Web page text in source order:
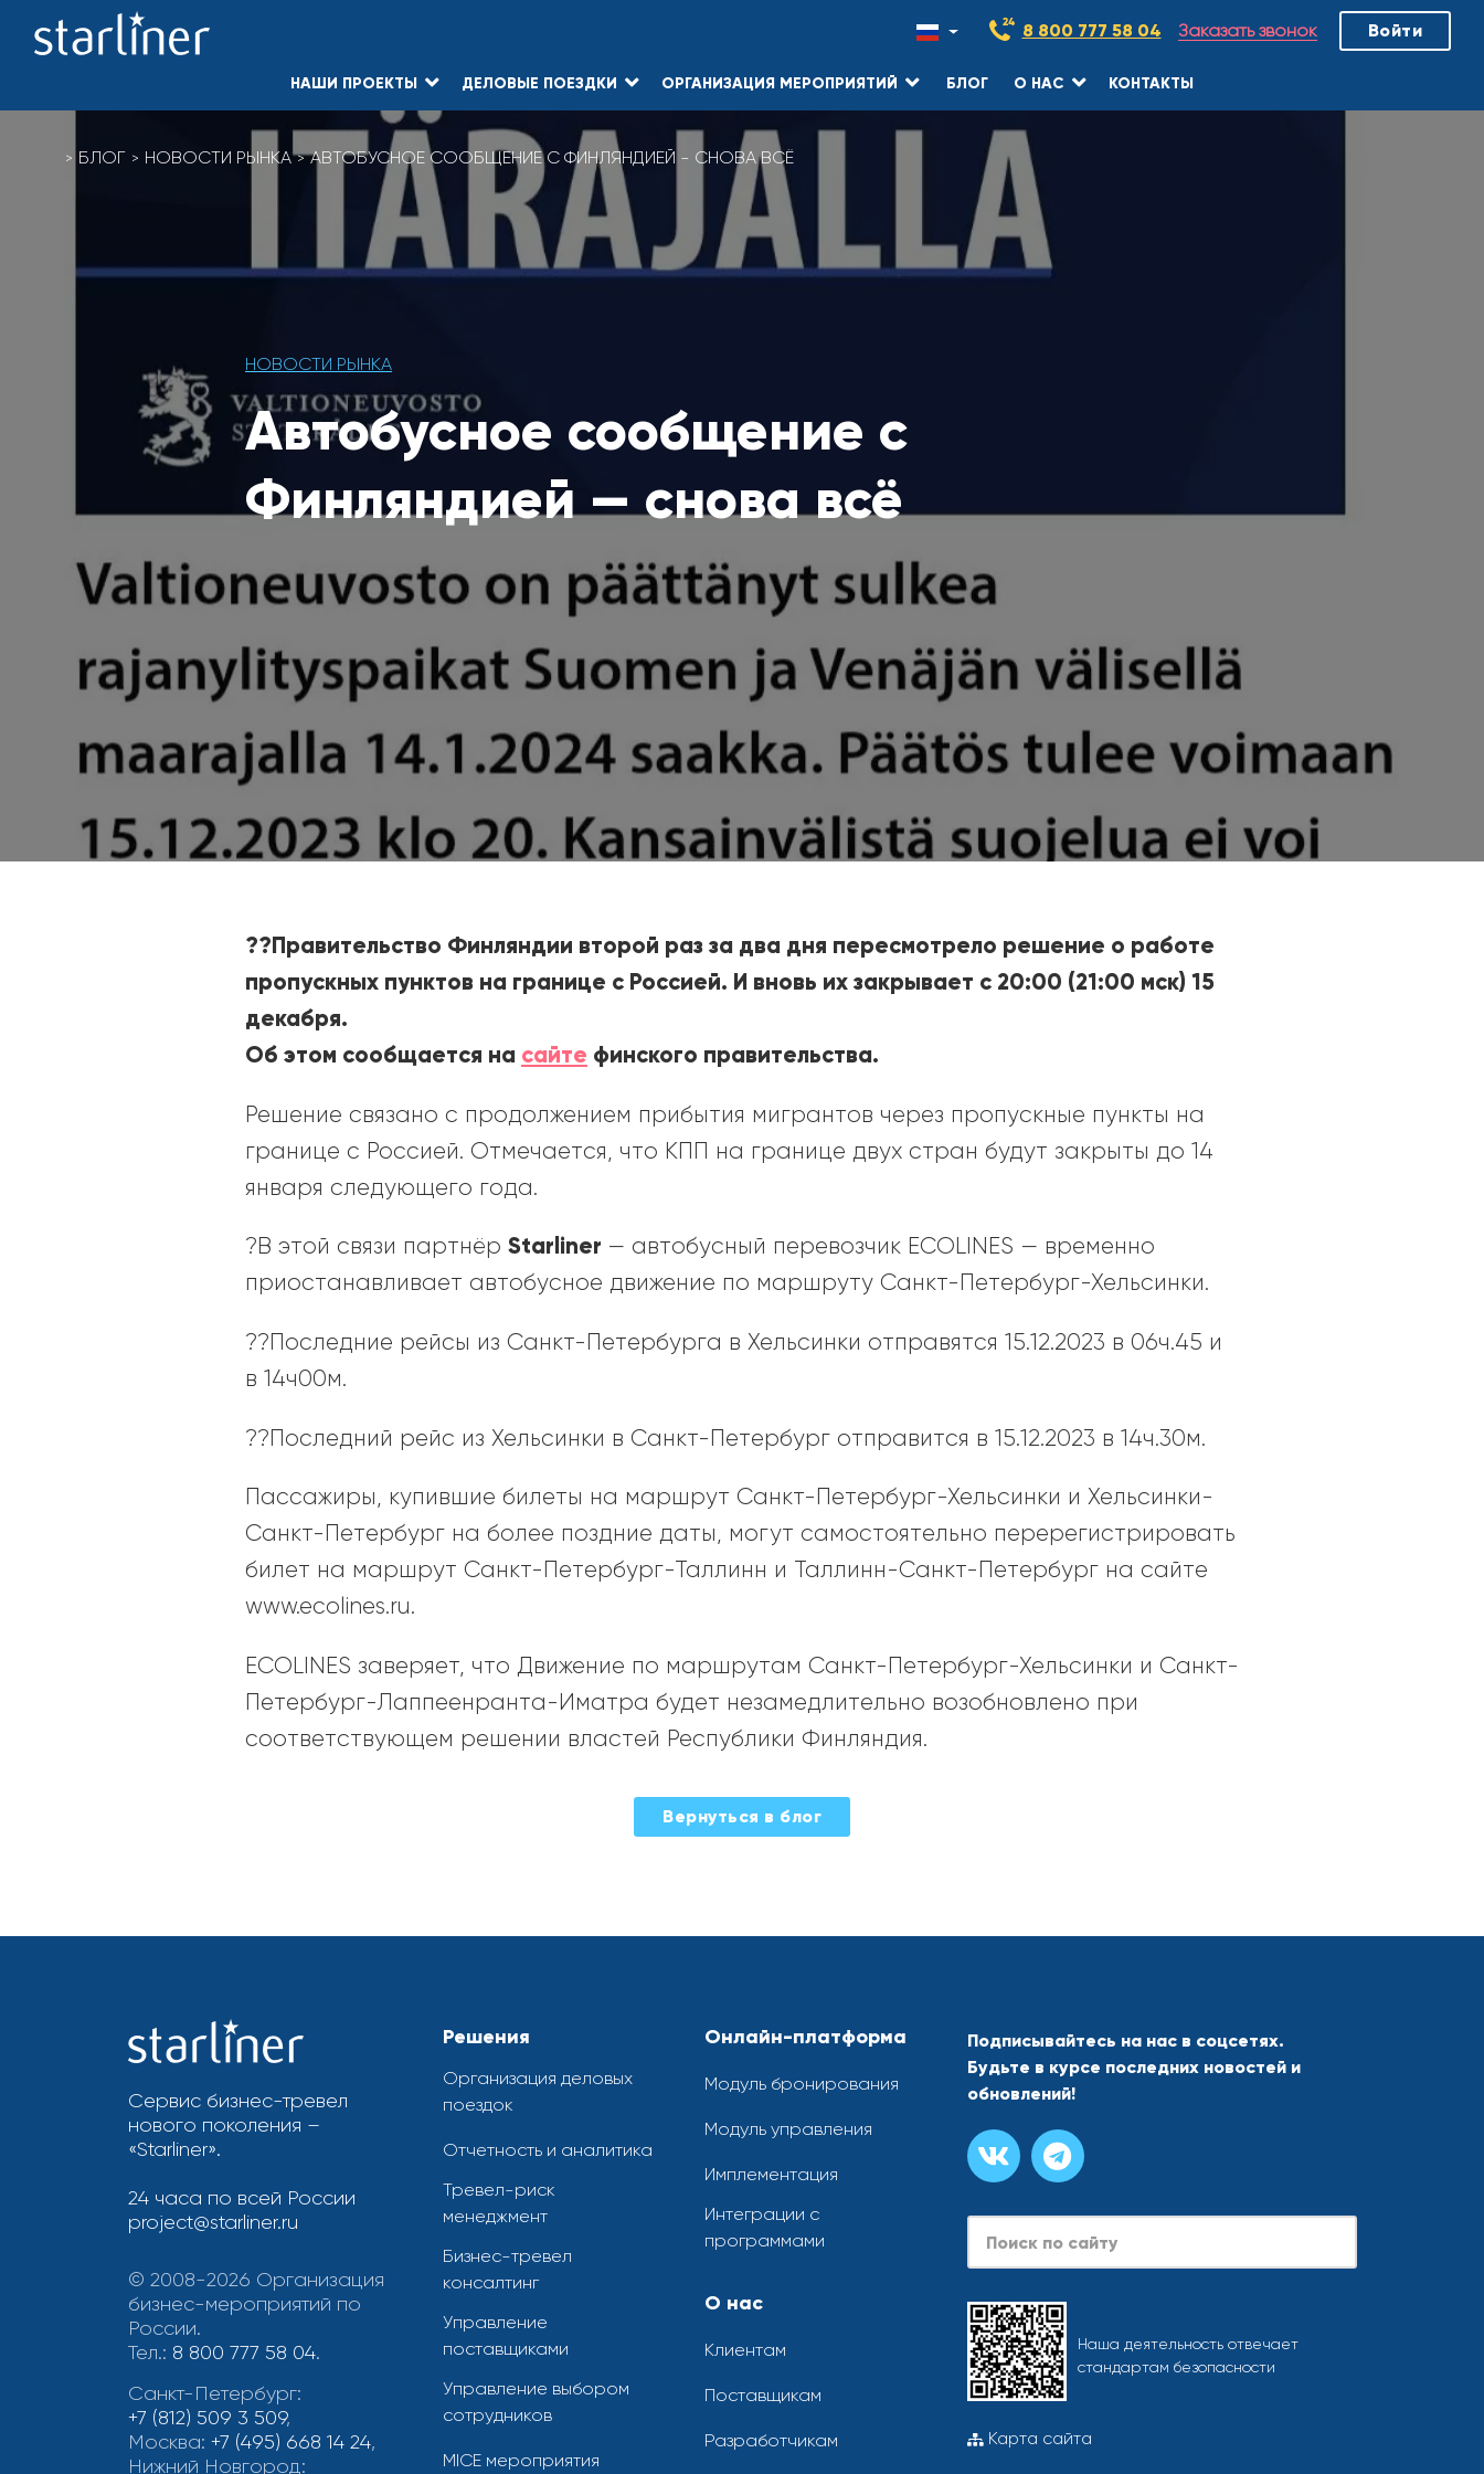
НАШИ ПРОЕКТЫ ДЕЛОВЫЕ ПОЕЗДКИ ОРГАНИЗАЦИЯ МЕРОПРИЯТИЙ БЛОГ О НАС КОНТАКТЫ
8 800 777 58 04 Заказать звонок Войти
БЛОГ НОВОСТИ РЫНКА АВТОБУСНОЕ СООБЩЕНИЕ С ФИНЛЯНДИЕЙ - СНОВА ВСЁ
НОВОСТИ РЫНКА
Автобусное сообщение с
Финляндией — снова всё
??Правительство Финляндии второй раз за два дня пересмотрело решение о работе
пропускных пунктов на границе с Россией. И вновь их закрывает с 20:00 (21:00 мск) 15
декабря.
Об этом сообщается на сайте финского правительства.
Решение связано с продолжением прибытия мигрантов через пропускные пункты на
границе с Россией. Отмечается, что КПП на границе двух стран будут закрыты до 14
января следующего года.
?В этой связи партнёр Starliner — автобусный перевозчик ECOLINES — временно
приостанавливает автобусное движение по маршруту Санкт-Петербург-Хельсинки.
??Последние рейсы из Санкт-Петербурга в Хельсинки отправятся 15.12.2023 в 06ч.45 и
в 14ч00м.
??Последний рейс из Хельсинки в Санкт-Петербург отправится в 15.12.2023 в 14ч.30м.
Пассажиры, купившие билеты на маршрут Санкт-Петербург-Хельсинки и Хельсинки-
Санкт-Петербург на более поздние даты, могут самостоятельно перерегистрировать
билет на маршрут Санкт-Петербург-Таллинн и Таллинн-Санкт-Петербург на сайте
www.ecolines.ru.
ECOLINES заверяет, что Движение по маршрутам Санкт-Петербург-Хельсинки и Санкт-
Петербург-Лаппеенранта-Иматра будет незамедлительно возобновлено при
соответствующем решении властей Республики Финляндия.
Вернуться в блог
Сервис бизнес-тревел
нового поколения –
«Starliner».
24 часа по всей России
project@starliner.ru
© 2008-2026 Организация
бизнес-мероприятий по
России.
Тел.: 8 800 777 58 04.
Санкт-Петербург:
+7 (812) 509 3 509,
Москва: +7 (495) 668 14 24,
Нижний Новгород:
Решения
Организация деловых
поездок
Отчетность и аналитика
Тревел-риск
менеджмент
Бизнес-тревел
консалтинг
Управление
поставщиками
Управление выбором
сотрудников
MICE мероприятия
Онлайн-платформа
Модуль бронирования
Модуль управления
Имплементация
Интеграции с
программами
О нас
Клиентам
Поставщикам
Разработчикам
Подписывайтесь на нас в соцсетях.
Будьте в курсе последних новостей и
обновлений!
Search
Наша деятельность отвечает
стандартам безопасности
Карта сайта